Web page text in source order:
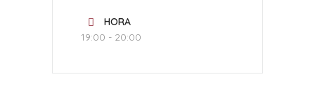
HORA
19:00 - 20:00